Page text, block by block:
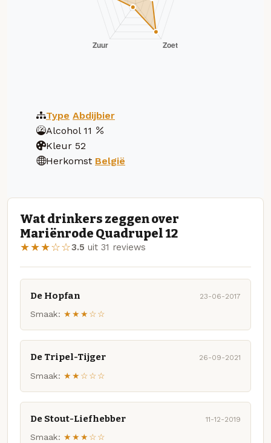
Type Abdijbier
Alcohol 11
Kleur 52
Herkomst België
Wat drinkers zeggen over
Mariënrode Quadrupel 12
★★★☆☆3.5 uit 31 reviews
De Hopfan 23-06-2017
Smaak: ★★★☆☆
De Tripel-Tijger 26-09-2021
Smaak: ★★☆☆☆
De Stout-Liefhebber 11-12-2019
Smaak: ★★★☆☆